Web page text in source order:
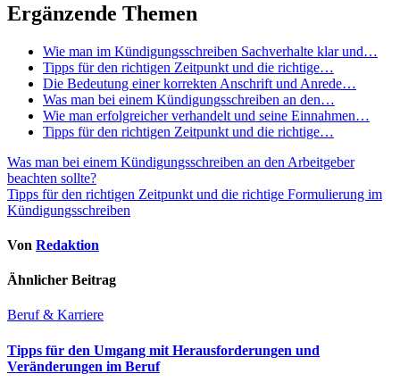
Ergänzende Themen
Wie man im Kündigungsschreiben Sachverhalte klar und…
Tipps für den richtigen Zeitpunkt und die richtige…
Die Bedeutung einer korrekten Anschrift und Anrede…
Was man bei einem Kündigungsschreiben an den…
Wie man erfolgreicher verhandelt und seine Einnahmen…
Tipps für den richtigen Zeitpunkt und die richtige…
Beitragsnavigation
Was man bei einem Kündigungsschreiben an den Arbeitgeber
beachten sollte?
Tipps für den richtigen Zeitpunkt und die richtige Formulierung im
Kündigungsschreiben
Von Redaktion
Ähnlicher Beitrag
Beruf & Karriere
Tipps für den Umgang mit Herausforderungen und
Veränderungen im Beruf